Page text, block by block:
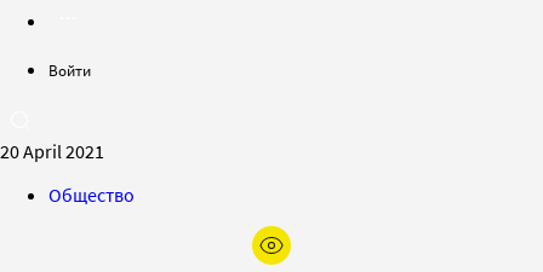
Войти
20 April 2021
Общество